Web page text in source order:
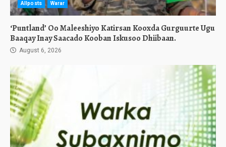
Allposts Warar
‘Puntland’ Oo Maleeshiyo Katirsan Kooxda Gurguurte Ugu
Baaqay Inay Saacado Kooban Iskusoo Dhiibaan.
August 6, 2026